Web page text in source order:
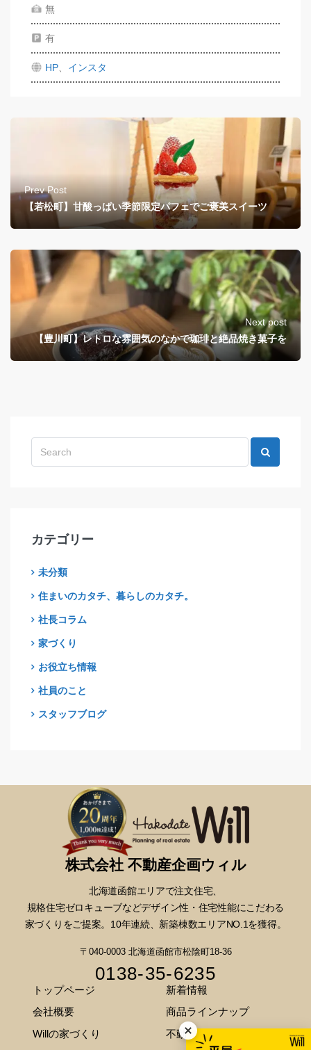
カテゴリー
未分類
住まいのカタチ、暮らしのカタチ。
社長コラム
家づくり
お役立ち情報
社員のこと
スタッフブログ
無
有
HP インスタ
Prev Post
【若松町】甘酸っぱい季節限定パフェでご褒美スイーツ
Next post
【豊川町】レトロな雰囲気のなかで珈琲と絶品焼き菓子を
株式会社 不動産企画ウィル
北海道函館エリアで注文住宅、
規格住宅ゼロキューブなどデザイン性・ 住宅性能にこだわる
家づくりをご提案。10年連続、新築棟数エリアNO.1を獲得。
〒040-0003 北海道函館市松陰町18-36
0138-35-6235
トップページ
会社概要
Willの家づくり
新着情報
商品ラインナップ
不動産情報